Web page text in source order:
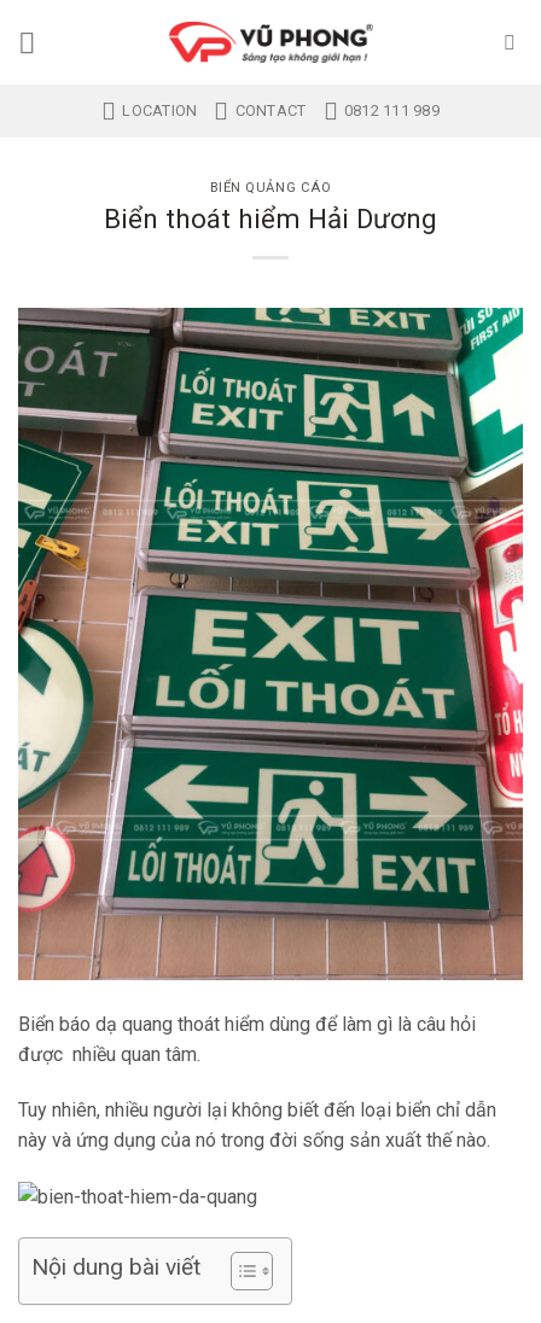
LOCATION CONTACT 0812 111 989
BIỂN QUẢNG CÁO
Biển thoát hiểm Hải Dương
Biển báo dạ quang thoát hiểm dùng để làm gì là câu hỏi
được nhiều quan tâm.
Tuy nhiên, nhiều người lại không biết đến loại biển chỉ dẫn
này và ứng dụng của nó trong đời sống sản xuất thế nào.
Nội dung bài viết